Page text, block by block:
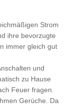
Strom
ihre bevorzugte
immer gleich gut
und
zu Hause
Feuer fragen.
Gerüche. Da